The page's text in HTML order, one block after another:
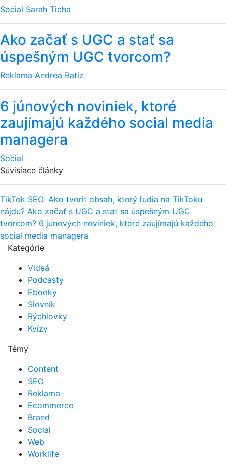
Social Sarah Tichá
Ako začať s UGC a stať sa
úspešným UGC tvorcom?
Reklama Andrea Batiz
6 júnových noviniek, ktoré
zaujímajú každého social media
managera
Social
Súvisiace články
TikTok SEO: Ako tvoriť obsah, ktorý ľudia na TikToku
nájdu? Ako začať s UGC a stať sa úspešným UGC
tvorcom? 6 júnových noviniek, ktoré zaujímajú každého
social media managera
Kategórie
Videá
Podcasty
Ebooky
Slovník
Rýchlovky
Kvízy
Témy
Content
SEO
Reklama
Ecommerce
Brand
Social
Web
Worklife